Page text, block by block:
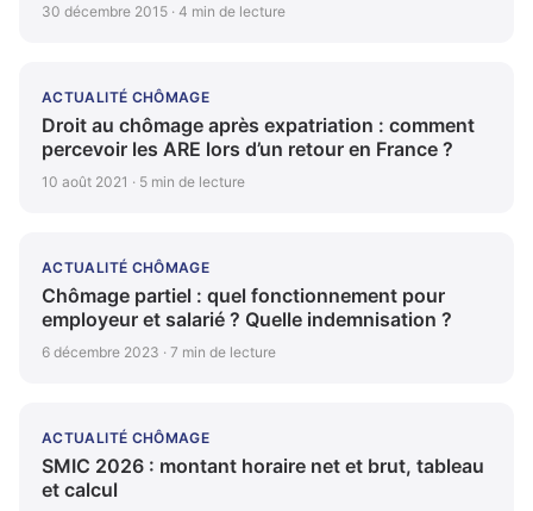
30 décembre 2015 · 4 min de lecture
ACTUALITÉ CHÔMAGE
Droit au chômage après expatriation : comment
percevoir les ARE lors d’un retour en France ?
10 août 2021 · 5 min de lecture
ACTUALITÉ CHÔMAGE
Chômage partiel : quel fonctionnement pour
employeur et salarié ? Quelle indemnisation ?
6 décembre 2023 · 7 min de lecture
ACTUALITÉ CHÔMAGE
SMIC 2026 : montant horaire net et brut, tableau
et calcul